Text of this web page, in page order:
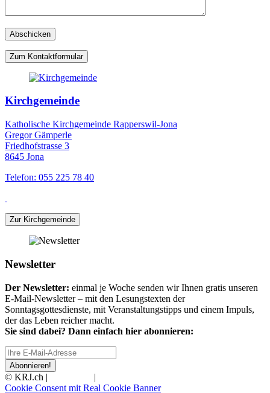
Zum Kontaktformular
Kirchgemeinde
Katholische Kirchgemeinde Rapperswil-Jona
Gregor Gämperle
Friedhofstrasse 3
8645 Jona
Telefon: 055 225 78 40
Zur Kirchgemeinde
Newsletter
Der Newsletter: einmal je Woche senden wir Ihnen gratis unseren
E-Mail-Newsletter – mit den Lesungstexten der
Sonntagsgottesdienste, mit Veranstaltungstipps und einem Impuls,
der das Leben reicher macht.
Sie sind dabei? Dann einfach hier abonnieren:
Abonnieren!
© KRJ.ch | |
Cookie Consent mit Real Cookie Banner